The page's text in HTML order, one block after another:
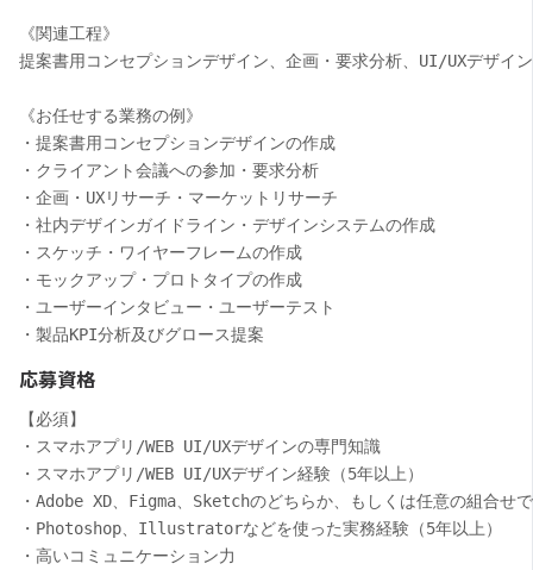
《関連工程》
提案書用コンセプションデザイン、企画・要求分析、UI/UXデザイ
《お任せする業務の例》
・提案書用コンセプションデザインの作成
・クライアント会議への参加・要求分析
・企画・UXリサーチ・マーケットリサーチ
・社内デザインガイドライン・デザインシステムの作成
・スケッチ・ワイヤーフレームの作成
・モックアップ・プロトタイプの作成
・ユーザーインタビュー・ユーザーテスト
・製品KPI分析及びグロース提案
応募資格
【必須】
・スマホアプリ/WEB UI/UXデザインの専門知識
・スマホアプリ/WEB UI/UXデザイン経験（5年以上）
・Adobe XD、Figma、Sketchのどちらか、もしくは任意の組合せ
・Photoshop、Illustratorなどを使った実務経験（5年以上）
・高いコミュニケーション力